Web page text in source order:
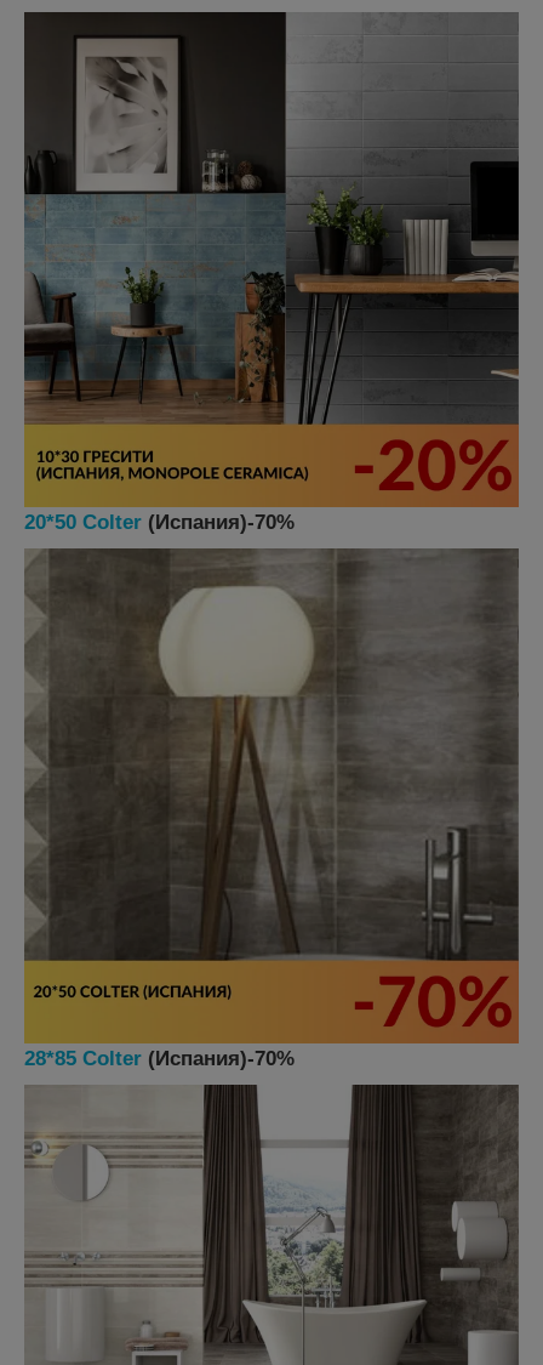
20*50 Colter (Испания)-70%
28*85 Colter (Испания)-70%